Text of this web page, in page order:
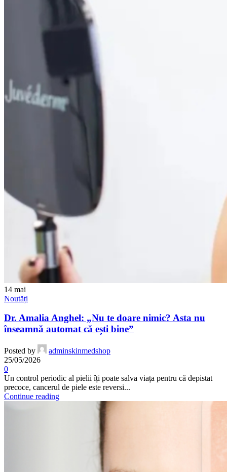
14 mai
Noutăți
Dr. Amalia Anghel: „Nu te doare nimic? Asta nu
înseamnă automat că ești bine”
Posted by
adminskinmedshop
25/05/2026
0
Un control periodic al pielii îți poate salva viața pentru că depistat
precoce, cancerul de piele este reversi...
Continue reading